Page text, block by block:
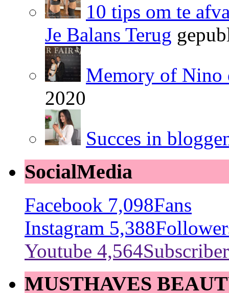
10 tips om te
Je Balans Terug
Memory of Nino
2020
Succes in
SocialMedia
Facebook 7,098Fans
Instagram 5,388
Youtube 4,564Subscriber
MUSTHAVES